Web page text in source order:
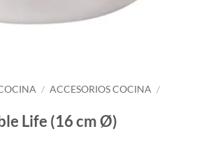
/ ACCESORIOS COCINA /
Life (16 cm Ø)